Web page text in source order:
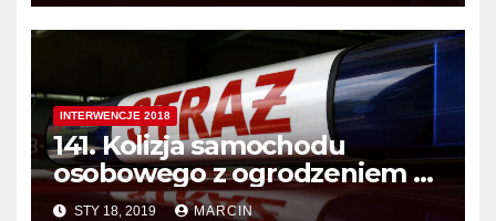
INTERWENCJE 2018
141. Kolizja samochodu
osobowego z ogrodzeniem w
miejscowości Aleksandrowice
STY 18, 2019 MARCIN